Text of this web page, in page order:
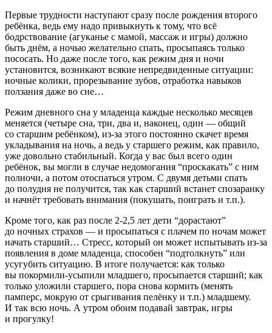
Первые трудности наступают сразу после рождения второго
ребёнка, ведь ему надо привыкнуть к тому, что всё
бодрствование (агуканье с мамой, массаж и игры) должно
быть днём, а ночью желательно спать, просыпаясь только
пососать. Но даже после того, как режим дня и ночи
установится, возникают всякие непредвиденные ситуации:
ночные колики, прорезывание зубов, отработка навыков
ползания даже во сне…
Режим дневного сна у младенца каждые несколько месяцев
меняется (четыре сна, три, два и, наконец, один — общий
со старшим ребёнком), из-за этого постоянно скачет время
укладывания на ночь, а ведь у старшего режим, как правило,
уже довольно стабильный. Когда у вас был всего один
ребёнок, вы могли в случае недомогания “проскакать” с ним
полночи, а потом отоспаться утром. С двумя детьми спать
до полудня не получится, так как старший встанет спозаранку
и начнёт требовать внимания (покушать, поиграть и т.п.).
Кроме того, как раз после 2-2,5 лет дети “дорастают”
до ночных страхов — и просыпаться с плачем по ночам может
начать старший… Стресс, который он может испытывать из-за
появления в доме младенца, способен “подтолкнуть” или
усугубить ситуацию. В итоге получается: как только
вы покормили-усыпили младшего, просыпается старший; как
только уложили старшего, пора снова кормить (менять
памперс, мокрую от срыгивания пелёнку и т.п.) младшему.
И так всю ночь. А утром обоим подавай завтрак, игры
и прогулку!